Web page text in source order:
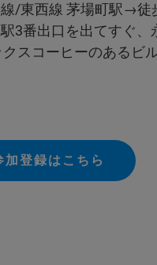
/東西線 茅場町駅→徒
3番出口を出てすぐ、
クスコーヒーのあるビ
加登録はこちら